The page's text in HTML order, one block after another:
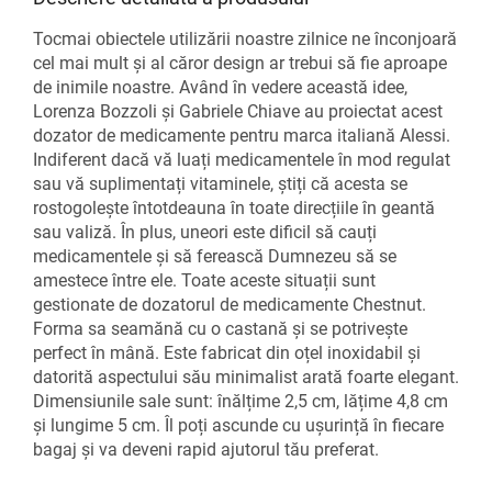
Tocmai obiectele utilizării noastre zilnice ne înconjoară
cel mai mult și al căror design ar trebui să fie aproape
de inimile noastre. Având în vedere această idee,
Lorenza Bozzoli și Gabriele Chiave au proiectat acest
dozator de medicamente pentru marca italiană Alessi.
Indiferent dacă vă luați medicamentele în mod regulat
sau vă suplimentați vitaminele, știți că acesta se
rostogolește întotdeauna în toate direcțiile în geantă
sau valiză. În plus, uneori este dificil să cauți
medicamentele și să ferească Dumnezeu să se
amestece între ele. Toate aceste situații sunt
gestionate de dozatorul de medicamente Chestnut.
Forma sa seamănă cu o castană și se potrivește
perfect în mână. Este fabricat din oțel inoxidabil și
datorită aspectului său minimalist arată foarte elegant.
Dimensiunile sale sunt: ​​înălțime 2,5 cm, lățime 4,8 cm
și lungime 5 cm. Îl poți ascunde cu ușurință în fiecare
bagaj și va deveni rapid ajutorul tău preferat.